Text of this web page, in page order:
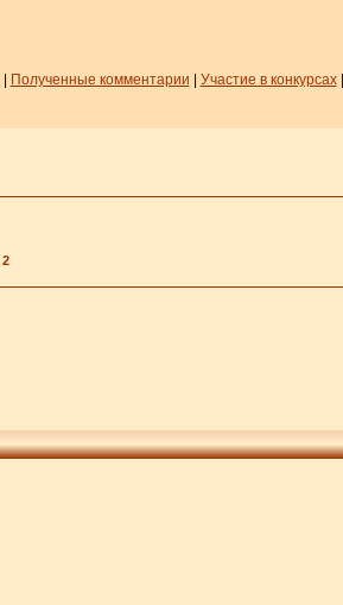
| Полученные комментарии | Участие в конкурсах|
2